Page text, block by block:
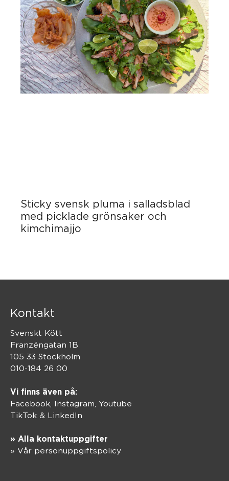
Sticky svensk pluma i salladsblad
med picklade grönsaker och
kimchimajjo
Kontakt
Svenskt Kött
Franzéngatan 1B
105 33 Stockholm
010-184 26 00
Vi finns även på:
Facebook, Instagram Youtube
TikTok & LinkedIn
» Alla kontaktuppgifter
» Vår personuppgiftspolicy